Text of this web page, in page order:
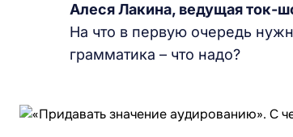
Алеся Лакина, ведущая ток-
На что в первую очередь
грамматика – что надо?